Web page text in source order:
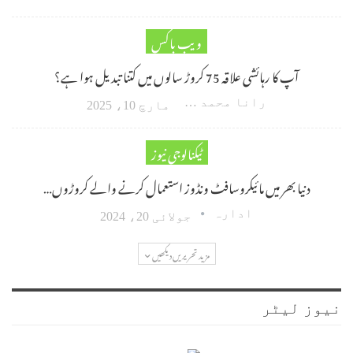
ویب باکس
آپ کا رہائشی علاقہ 75 کروڑ سالوں میں کتنا تبدیل ہوا ہے؟
رانا محمد امین اکبر مارچ 10، 2025
ٹیکنالوجی نیوز
دنیا بھر میں مائیکروسافٹ ونڈوز استعمال کرنے والے کروڑوں…
ادارہ جولائی 20، 2024
مزید تحریریں دیکھیں
نیوز لیٹر